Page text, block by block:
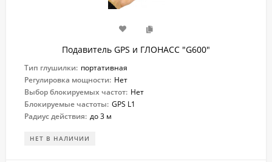
Подавитель GPS и ГЛОНАСС "G600"
Тип глушилки: портативная
Регулировка мощности: Нет
Выбор блокируемых частот: Нет
Блокируемые частоты: GPS L1
Радиус действия: до 3 м
НЕТ В НАЛИЧИИ